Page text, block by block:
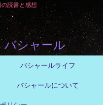
読書と感想
バシャール
バシャールライフ
バシャールについて